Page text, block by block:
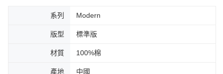
系列 Modern
版型 標準版
材質 100%棉
產地 中國